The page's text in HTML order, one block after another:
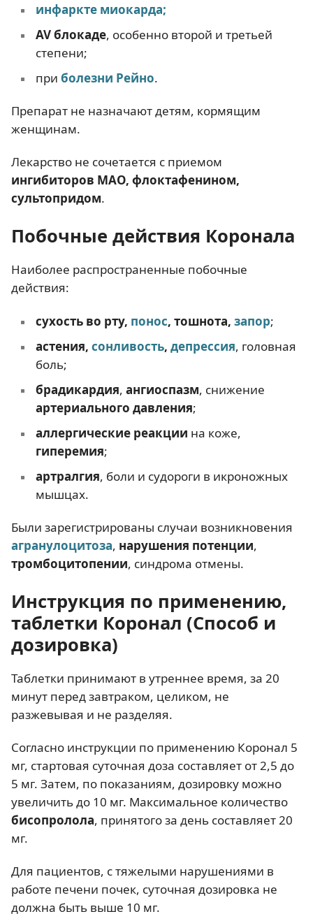
инфаркте миокарда;
AV блокаде, особенно второй и третьей
степени;
при болезни Рейно.
Препарат не назначают детям, кормящим
женщинам.
Лекарство не сочетается с приемом
ингибиторов МАО, флоктафенином,
сультопридом.
Побочные действия Коронала
Наиболее распространенные побочные
действия:
сухость во рту, понос, тошнота, запор;
астения, сонливость, депрессия, головная
боль;
брадикардия, ангиоспазм, снижение
артериального давления;
аллергические реакции на коже,
гиперемия;
артралгия, боли и судороги в икроножных
мышцах.
Были зарегистрированы случаи возникновения
агранулоцитоза, нарушения потенции,
тромбоцитопении, синдрома отмены.
Инструкция по применению,
таблетки Коронал (Способ и
дозировка)
Таблетки принимают в утреннее время, за 20
минут перед завтраком, целиком, не
разжевывая и не разделяя.
Согласно инструкции по применению Коронал 5
мг, стартовая суточная доза составляет от 2,5 до
5 мг. Затем, по показаниям, дозировку можно
увеличить до 10 мг. Максимальное количество
бисопролола, принятого за день составляет 20
мг.
Для пациентов, с тяжелыми нарушениями в
работе печени почек, суточная дозировка не
должна быть выше 10 мг.